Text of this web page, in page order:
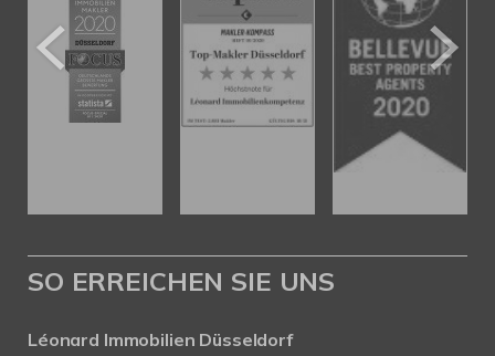
SO ERREICHEN SIE UNS
Léonard Immobilien Düsseldorf